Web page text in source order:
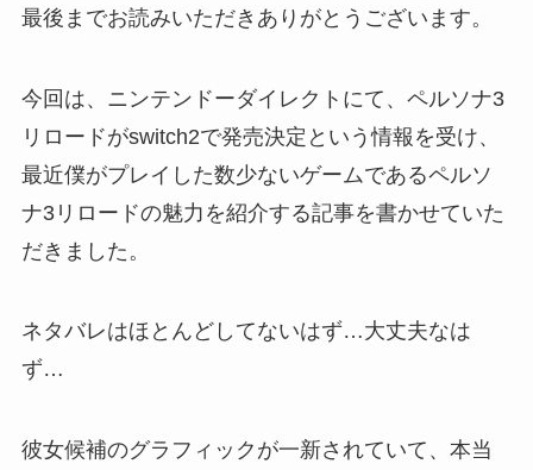
最後までお読みいただきありがとうございます。
今回は、ニンテンドーダイレクトにて、ペルソナ3
リロードがswitch2で発売決定という情報を受け、
最近僕がプレイした数少ないゲームであるペルソ
ナ3リロードの魅力を紹介する記事を書かせていた
だきました。
ネタバレはほとんどしてないはず…大丈夫なは
ず…
彼女候補のグラフィックが一新されていて、本当